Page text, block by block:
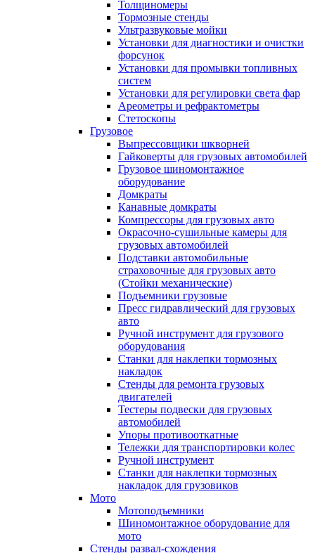
Толщиномеры
Тормозные стенды
Ультразвуковые мойки
Установки для диагностики и очистки
форсунок
Установки для промывки топливных
систем
Установки для регулировки света фар
Ареометры и рефрактометры
Стетоскопы
Грузовое
Выпрессовщики шкворней
Гайковерты для грузовых автомобилей
Грузовое шиномонтажное
оборудование
Домкраты
Канавные домкраты
Компрессоры для грузовых авто
Окрасочно-сушильные камеры для
грузовых автомобилей
Подставки автомобильные
страховочные для грузовых авто
(Стойки механические)
Подъемники грузовые
Пресс гидравлический для грузовых
авто
Ручной инструмент для грузового
оборудования
Станки для наклепки тормозных
накладок
Стенды для ремонта грузовых
двигателей
Тестеры подвески для грузовых
автомобилей
Упоры противооткатные
Тележки для транспортировки колес
Ручной инструмент
Станки для наклепки тормозных
накладок для грузовиков
Мото
Мотоподъемники
Шиномонтажное оборудование для
мото
Стенды развал-схождения